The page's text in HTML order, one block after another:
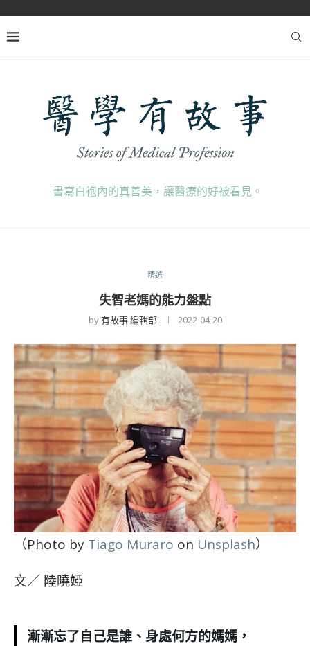
書寫白袍內的真善美，讓醫療的好被看見。
精選
失智老媽的能力盤點
by有故事 編輯部 2022-04-20
（Photo by Tiago Muraro on Unsplash）
文／ 陸曉婭
漸漸忘了自己是誰、身處何方的媽媽，